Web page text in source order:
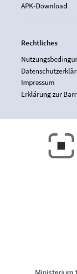
APK-Download
Rechtliches
Impressum
Erklärung zur